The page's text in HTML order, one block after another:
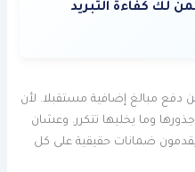
لك كفاءة التبريد
دفع مبالغ إضافية مستقبلا. لأن
وما يخليها تتكرر. وعشان
يقدمون ضمانات حقيقية على كل